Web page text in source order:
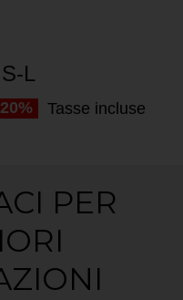
L
Tasse incluse
PER